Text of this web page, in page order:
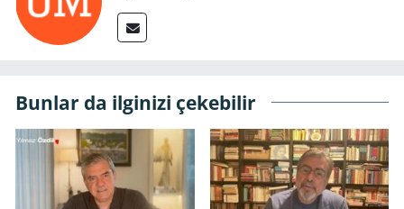
Bunlar da ilginizi çekebilir